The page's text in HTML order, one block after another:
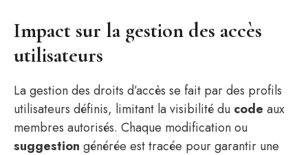
Impact sur la gestion des accès
utilisateurs
La gestion des droits d’accès se fait par des profils
utilisateurs définis, limitant la visibilité du code aux
membres autorisés. Chaque modification ou
suggestion générée est tracée pour garantir une